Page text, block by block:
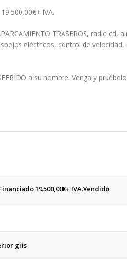
1 9.500,00€+ IVA.
TRASEROS, radio cd,
eléctricos, control de velocidad,
a su nombre. Venga y
Financiado 19.500,00€+ IVA.Vendido
gris